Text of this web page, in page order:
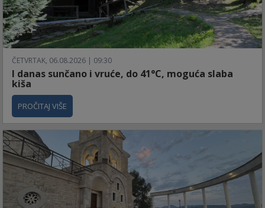
ČETVRTAK, 06.08.2026 | 09:30
I danas sunčano i vruće, do 41°C, moguća slaba
kiša
PROČITAJ VIŠE